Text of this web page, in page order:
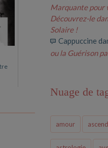
Marquante pour
Découvrez-le
Solaire !
Cappuccine
ou la Guérison
Nuage de
amour